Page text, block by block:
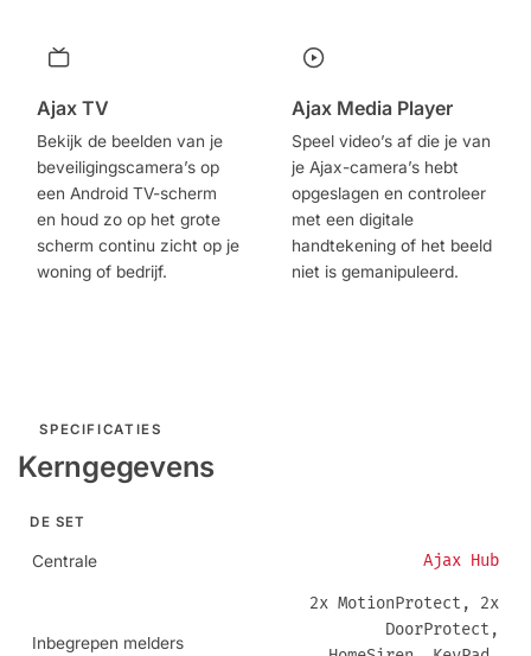
Ajax TV
Bekijk de beelden van je
beveiligingscamera’s op
een Android TV-scherm
en houd zo op het grote
scherm continu zicht op je
woning of bedrijf.
Ajax Media Player
Speel video’s af die je van
je Ajax-camera’s hebt
opgeslagen en controleer
met een digitale
handtekening of het beeld
niet is gemanipuleerd.
SPECIFICATIES
Kerngegevens
DE SET
Centrale Ajax Hub
Inbegrepen melders
2x MotionProtect, 2x
DoorProtect,